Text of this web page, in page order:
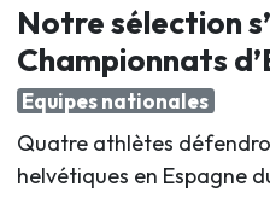
Notre sélection
Championnats
Equipes nationales
Quatre athlètes
helvétiques en Espagne